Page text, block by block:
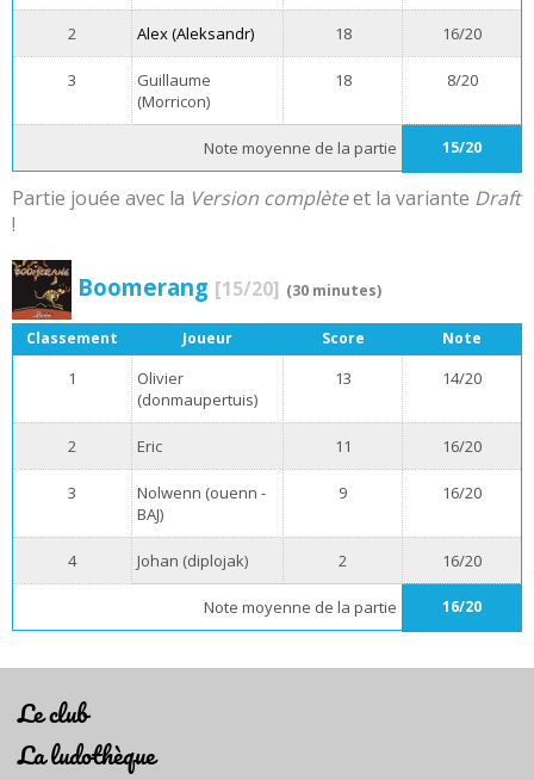
2 Alex (Aleksandr) 18 16/20
3
Guillaume
(Morricon)
18 8/20
Note moyenne de la partie 15/20
Partie jouée avec la Version complèteet la variante Draft
!
Boomerang [15/20] (30 minutes)
Classement Joueur Score Note
1
Olivier
(donmaupertuis)
13 14/20
2 Eric 11 16/20
3
Nolwenn (ouenn -
BAJ)
9 16/20
4 Johan (diplojak) 2 16/20
Note moyenne de la partie 16/20
Le club
La ludothèque